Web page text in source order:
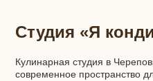
Студия «Я
Кулинарная студия в
современное пространство